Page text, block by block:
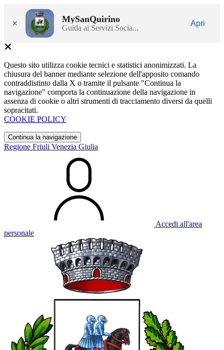
× MySanQuirino
Guida ai Servizi Socia...
Apri
Questo sito utilizza cookie tecnici e statistici anonimizzati. La
chiusura del banner mediante selezione dell'apposito comando
contraddistinto dalla X o tramite il pulsante "Continua la
navigazione" comporta la continuazione della navigazione in
assenza di cookie o altri strumenti di tracciamento diversi da quelli
sopracitati.
COOKIE POLICY
Continua la navigazione
Regione Friuli Venezia Giulia
Accedi all'area
personale